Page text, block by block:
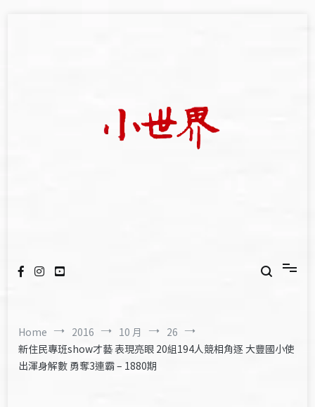
Home 2016 10 月
26
新住民專班show才藝 表現亮眼 20組194人競相角逐 大豐國小使
出渾身解數 勇奪3連霸 – 1880期